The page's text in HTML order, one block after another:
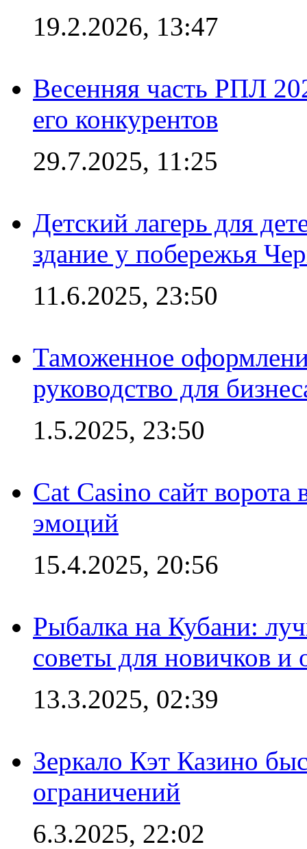
19.2.2026, 13:47
Весенняя часть РПЛ
его конкурентов
29.7.2025, 11:25
Детский лагерь для
здание у побережья
11.6.2025, 23:50
Таможенное
руководство для
1.5.2025, 23:50
Cat Casino сайт
эмоций
15.4.2025, 20:56
Рыбалка на Кубани:
советы для новичков
13.3.2025, 02:39
Зеркало Кэт Казино
ограничений
6.3.2025, 22:02